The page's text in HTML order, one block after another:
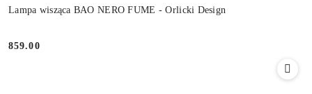
Lampa wisząca BAO NERO FUME - Orlicki Design
Cena:
859.00